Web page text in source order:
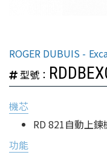
ROGER DUBUIS
型號：
機芯
RD 821自動上鍊
功能